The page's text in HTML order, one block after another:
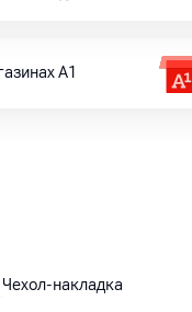
А1
Чехол-накладка